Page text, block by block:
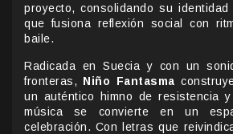
proyecto, consolidando su identidad
que fusiona reflexión social con
baile.
Radicada en Suecia y con un
fronteras, Niño Fantasma
un auténtico himno de resistencia
música se convierte en un
celebración. Con letras que